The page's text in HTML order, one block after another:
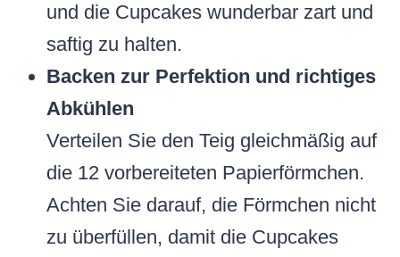
und die Cupcakes wunderbar zart und
saftig zu halten.
Backen zur Perfektion und richtiges
Abkühlen
Verteilen Sie den Teig gleichmäßig auf
die 12 vorbereiteten Papierförmchen.
Achten Sie darauf, die Förmchen nicht
zu überfüllen, damit die Cupcakes